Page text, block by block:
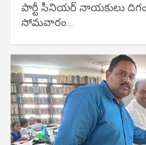
పార్టీ సీనియ‌ర్ నాయ‌కులు
సోమవారం…